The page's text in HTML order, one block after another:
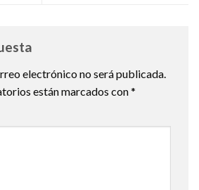
electrónico no será publicada.
están marcados con*